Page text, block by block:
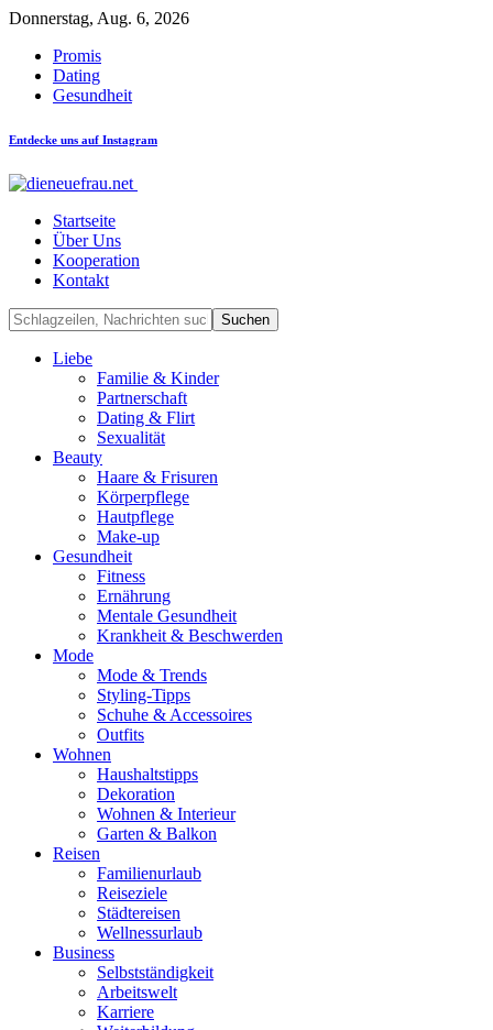
Donnerstag, Aug. 6, 2026
Promis
Dating
Gesundheit
Entdecke uns auf Instagram
Startseite
Über Uns
Kooperation
Kontakt
Liebe
Familie & Kinder
Partnerschaft
Dating & Flirt
Sexualität
Beauty
Haare & Frisuren
Körperpflege
Hautpflege
Make-up
Gesundheit
Fitness
Ernährung
Mentale Gesundheit
Krankheit & Beschwerden
Mode
Mode & Trends
Styling-Tipps
Schuhe & Accessoires
Outfits
Wohnen
Haushaltstipps
Dekoration
Wohnen & Interieur
Garten & Balkon
Reisen
Familienurlaub
Reiseziele
Städtereisen
Wellnessurlaub
Business
Selbstständigkeit
Arbeitswelt
Karriere